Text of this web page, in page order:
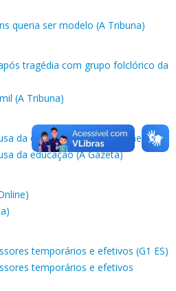
queria ser modelo (A Tribuna)
tragédia com grupo folclórico da
(A Tribuna)
da educação (Gazeta Online)
da educação (A Gazeta)
temporários e efetivos (G1 ES)
temporários e efetivos